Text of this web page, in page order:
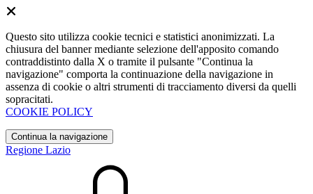
Questo sito utilizza cookie tecnici e statistici anonimizzati. La
chiusura del banner mediante selezione dell'apposito comando
contraddistinto dalla X o tramite il pulsante "Continua la
navigazione" comporta la continuazione della navigazione in
assenza di cookie o altri strumenti di tracciamento diversi da quelli
sopracitati.
COOKIE POLICY
Continua la navigazione
Regione Lazio